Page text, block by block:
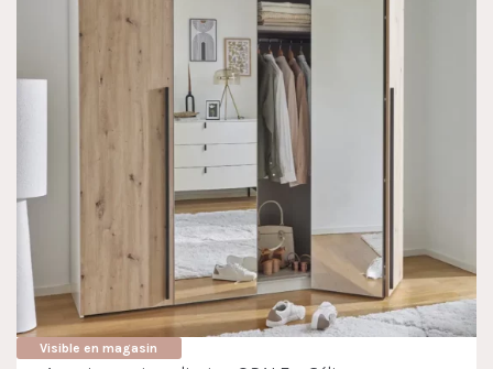
Visible en magasin